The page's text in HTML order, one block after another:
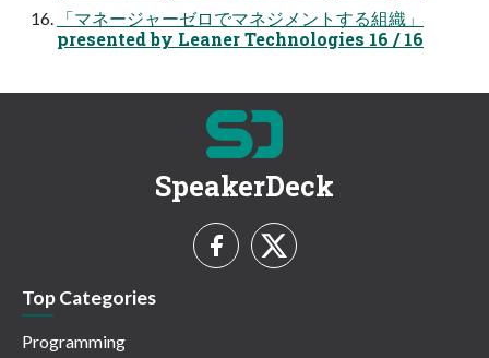
「マネージャーゼロでマネジメントする組織」
presented by Leaner Technologies 16 / 16
SpeakerDeck
Top Categories
Programming